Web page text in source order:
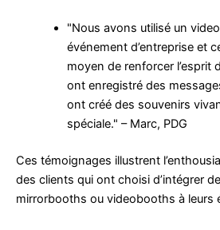
"Nous avons utilisé un
événement d’entreprise et
moyen de renforcer l’esprit
ont enregistré des
ont créé des souvenirs
spéciale." – Marc, PDG
Ces témoignages illustrent
des clients qui ont choisi d’intégrer
mirrorbooths ou videobooths à leurs